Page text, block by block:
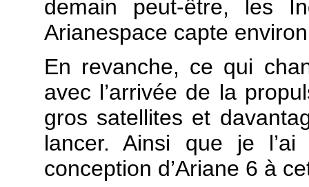
demain peut-être, les
Arianespace capte
En revanche, ce qui
avec l’arrivée de la
gros satellites et
lancer. Ainsi que je
conception d’Ariane 6 à